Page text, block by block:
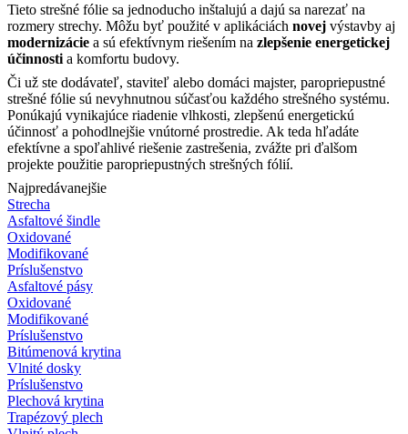
Tieto strešné fólie sa jednoducho inštalujú a dajú sa narezať na
rozmery strechy. Môžu byť použité v aplikáciách novej výstavby aj
modernizácie a sú efektívnym riešením na zlepšenie energetickej
účinnosti a komfortu budovy.
Či už ste dodávateľ, staviteľ alebo domáci majster, paropriepustné
strešné fólie sú nevyhnutnou súčasťou každého strešného systému.
Ponúkajú vynikajúce riadenie vlhkosti, zlepšenú energetickú
účinnosť a pohodlnejšie vnútorné prostredie. Ak teda hľadáte
efektívne a spoľahlivé riešenie zastrešenia, zvážte pri ďalšom
projekte použitie paropriepustných strešných fólií.
Najpredávanejšie
Strecha
Asfaltové šindle
Oxidované
Modifikované
Príslušenstvo
Asfaltové pásy
Oxidované
Modifikované
Príslušenstvo
Bitúmenová krytina
Vlnité dosky
Príslušenstvo
Plechová krytina
Trapézový plech